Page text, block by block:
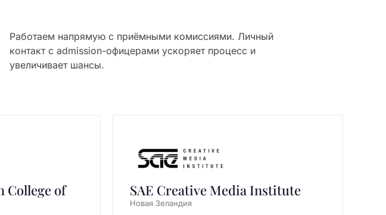
Работаем напрямую с приёмными комиссиями. Личный
контакт с admission-офицерами ускоряет процесс и
увеличивает шансы.
College of
SAE Creative Media Institute
Новая Зеландия